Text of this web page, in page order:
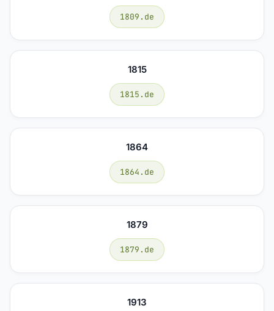
1809.de
1815
1815.de
1864
1864.de
1879
1879.de
1913